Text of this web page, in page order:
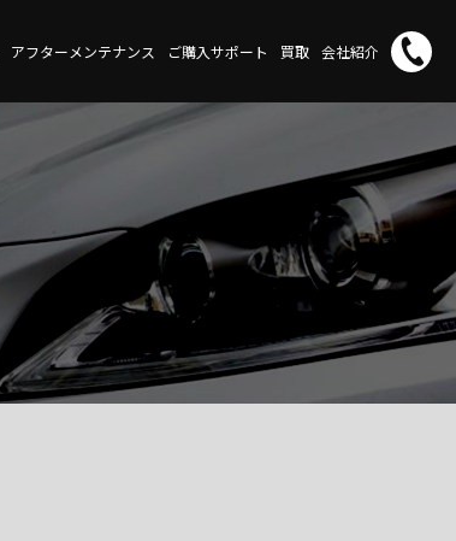
アフターメンテナンス ご購入サポート 買取 会社紹介